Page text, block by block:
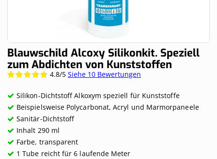
Skip
to
the
beginning
the
gallery
Blauwschild Alcoxy Silikonkit. Speziell
zum Abdichten von Kunststoffen
Wertung:
4.8/5 Siehe 10 Bewertungen
Silikon-Dichtstoff Alkoxym speziell für Kunststoffe
Beispielsweise Polycarbonat, Acryl und Marmorpaneele
Sanitär-Dichtstoff
Inhalt 290 ml
Farbe, transparent
1 Tube reicht für 6 laufende Meter